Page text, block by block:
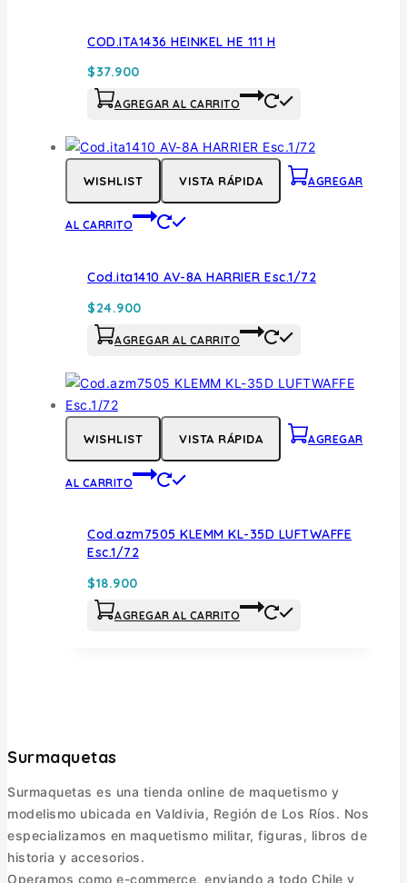
COD.ITA1436 HEINKEL HE 111 H
$37.900
AGREGAR AL CARRITO
WISHLIST VISTA RÁPIDA AGREGAR
AL CARRITO
Cod.ita1410 AV-8A HARRIER Esc.1/72
$24.900
AGREGAR AL CARRITO
WISHLIST VISTA RÁPIDA AGREGAR
AL CARRITO
Cod.azm7505 KLEMM KL-35D LUFTWAFFE
Esc.1/72
$18.900
AGREGAR AL CARRITO
Surmaquetas
Surmaquetas es una tienda online de maquetismo y
modelismo ubicada en Valdivia, Región de Los Ríos. Nos
especializamos en maquetismo militar, figuras, libros de
historia y accesorios.
Operamos como e-commerce, enviando a todo Chile y